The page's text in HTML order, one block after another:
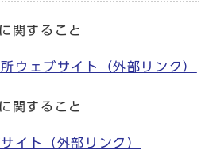
関すること
ウェブサイト（外部リンク）
関すること
イト（外部リンク）